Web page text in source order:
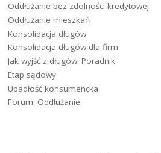
Oddłużanie bez zdolności kredytowej
Oddłużanie mieszkań
Konsolidacja długów
Konsolidacja długów dla firm
Jak wyjść z długów: Poradnik
Etap sądowy
Upadłość konsumencka
Forum: Oddłużanie